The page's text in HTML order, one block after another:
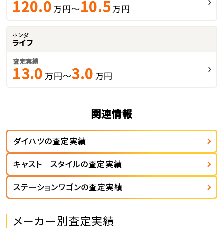
120.0 万円～10.5万円
ホンダ
ライフ
査定実績
13.0 万円～3.0 万円
関連情報
ダイハツの査定実績
キャスト スタイルの査定実績
ステーションワゴンの査定実績
メーカー別査定実績